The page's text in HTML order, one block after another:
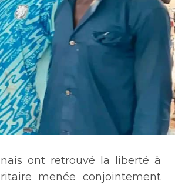
ont retrouvé la liberté à
menée conjointement